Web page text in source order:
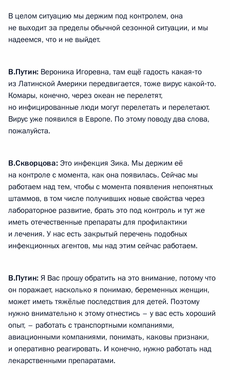
В целом ситуацию мы держим под контролем, она
не выходит за пределы обычной сезонной ситуации, и мы
надеемся, что и не выйдет.
В.Путин: Вероника Игоревна, там ещё гадость какая‑то
из Латинской Америки передвигается, тоже вирус какой‑то.
Комары, конечно, через океан не перелетят,
но инфицированные люди могут перелетать и перелетают.
Вирус уже появился в Европе. По этому поводу два слова,
пожалуйста.
В.Скворцова: Это инфекция Зика. Мы держим её
на контроле с момента, как она появилась. Сейчас мы
работаем над тем, чтобы с момента появления непонятных
штаммов, в том числе получивших новые свойства через
лабораторное развитие, брать это под контроль и тут же
иметь отечественные препараты для профилактики
и лечения. У нас есть закрытый перечень подобных
инфекционных агентов, мы над этим сейчас работаем.
В.Путин: Я Вас прошу обратить на это внимание, потому что
он поражает, насколько я понимаю, беременных женщин,
может иметь тяжёлые последствия для детей. Поэтому
нужно внимательно к этому отнестись – у вас есть хороший
опыт, – работать с транспортными компаниями,
авиационными компаниями, понимать, каковы признаки,
и оперативно реагировать. И конечно, нужно работать над
лекарственными препаратами.